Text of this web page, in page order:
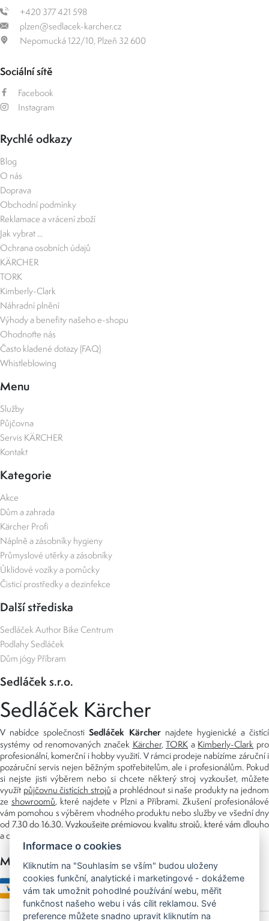
+420 377 421 598
plzen@sedlacek-karcher.cz
Nepomucká 122/10, Plzeň 32 600
Sociální sítě
Facebook
Instagram
Rychlé odkazy
Blog
O nás
Doprava
Obchodní podmínky
Reklamace a vrácení zboží
Jak vybrat ...
Ochrana osobních údajů
KÄRCHER
TORK
Kimberly-Clark
Náhradní plnění
Výhody a benefity našeho e-shopu
Ohodnoťte nás
Často kladené dotazy (FAQ)
Whistleblowing
Menu
Služby
Půjčovna
Servis KÄRCHER
Kontakt
Kategorie
Akce
Dům a zahrada
Kärcher Profi
Náplně a zásobníky hygieny
Průmyslové utěrky a zásobníky
Úklidové vozíky a pomůcky
Čisticí prostředky a dezinfekce
Další střediska
Sedláček Author Bike Centrum
Podlahy Sedláček
Dům jógy Příbram
Sedláček s.r.o.
Sedláček Kärcher
V nabídce společnostiSedláček Kärchernajdete hygienické a čistící
systémy od renomovaných značek Kärcher,TORK a Kimberly-Clark pro
profesionální, komerční i hobby využití. V rámci prodeje nabízíme záruční i
pozáruční servis nejen běžným spotřebitelům, ale i profesionálům. Pokud
si nejste jisti výběrem nebo si chcete některý stroj vyzkoušet, můžete
využít půjčovnu čistících strojů a prohlédnout si naše produkty na jednom
ze showroomů, které najdete v Plzni a Příbrami. Zkušení profesionálové
vám pomohou s výběrem vhodného produktu nebo služby ve všední dny
od 7.30 do 16.30. Vyzkoušejte prémiovou kvalitu strojů, které vám dlouho
a dobře poslouží nejen doma, ale i v zaměstnání.
Možnosti platby
Informace o cookies
Kliknutím na "Souhlasím se vším" budou uloženy
cookies funkční, analytické i marketingové - dokážeme
vám tak umožnit pohodlné používání webu, měřit
funkčnost našeho webu i vás cílit reklamou. Své
preference můžete snadno upravit kliknutím na